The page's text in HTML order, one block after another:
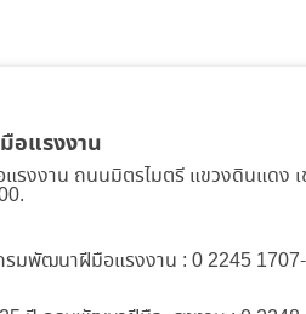
แรงงาน
รงงาน ถนนมิตรไมตรี แขวงดินแดง
รมพัฒนาฝีมือแรงงาน : 0 2245